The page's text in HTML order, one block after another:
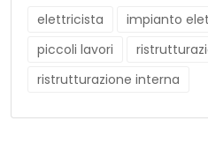
elettricista impianto
piccoli lavori
ristrutturazione interna